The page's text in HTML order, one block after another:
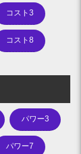
コスト3
コスト8
パワー3
パワー7